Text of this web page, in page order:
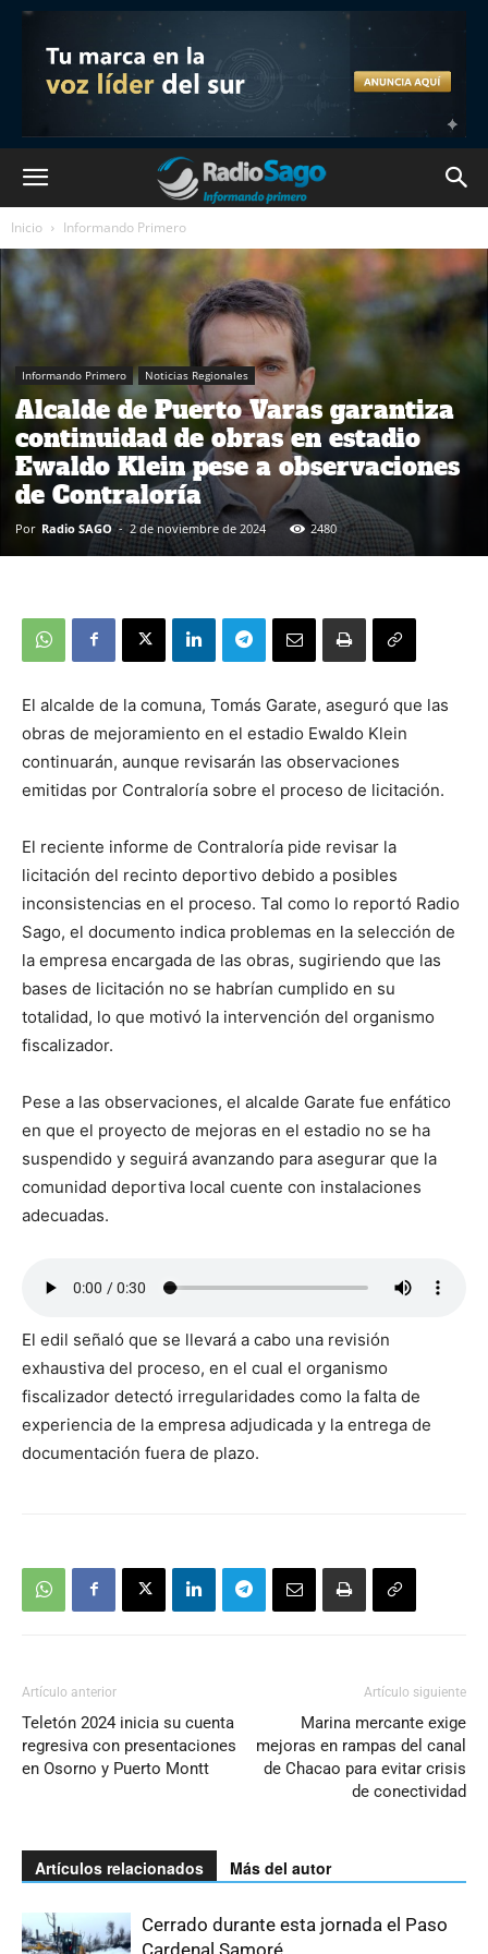
Inicio Informando Primero
Informando Primero Noticias Regionales
Alcalde de Puerto Varas garantiza
continuidad de obras en estadio
Ewaldo Klein pese a observaciones
de Contraloría
Por Radio SAGO - 2 de noviembre de 2024 2480
El alcalde de la comuna, Tomás Garate, aseguró que las
obras de mejoramiento en el estadio Ewaldo Klein
continuarán, aunque revisarán las observaciones
emitidas por Contraloría sobre el proceso de licitación.
El reciente informe de Contraloría pide revisar la
licitación del recinto deportivo debido a posibles
inconsistencias en el proceso. Tal como lo reportó Radio
Sago, el documento indica problemas en la selección de
la empresa encargada de las obras, sugiriendo que las
bases de licitación no se habrían cumplido en su
totalidad, lo que motivó la intervención del organismo
fiscalizador.
Pese a las observaciones, el alcalde Garate fue enfático
en que el proyecto de mejoras en el estadio no se ha
suspendido y seguirá avanzando para asegurar que la
comunidad deportiva local cuente con instalaciones
adecuadas.
El edil señaló que se llevará a cabo una revisión
exhaustiva del proceso, en el cual el organismo
fiscalizador detectó irregularidades como la falta de
experiencia de la empresa adjudicada y la entrega de
documentación fuera de plazo.
Artículo anterior
Teletón 2024 inicia su cuenta
regresiva con presentaciones
en Osorno y Puerto Montt
Artículo siguiente
Marina mercante exige
mejoras en rampas del canal
de Chacao para evitar crisis
de conectividad
Artículos relacionados Más del autor
Cerrado durante esta jornada el Paso
Cardenal Samoré